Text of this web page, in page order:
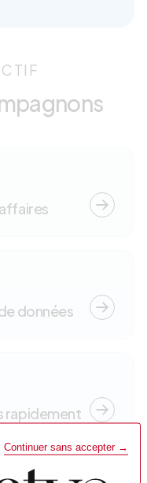
Continuer sans accepter →
données
rapidement